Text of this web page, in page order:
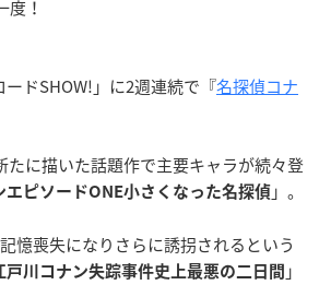
度！
ドSHOW!」に2週連続で『名探偵コナ
たに描いた話題作で主要キャラが続々登
エピソードONE小さくなった名探偵 」。
憶喪失になりさらに誘拐されるという
戸川コナン失踪事件史上最悪の二日間 」